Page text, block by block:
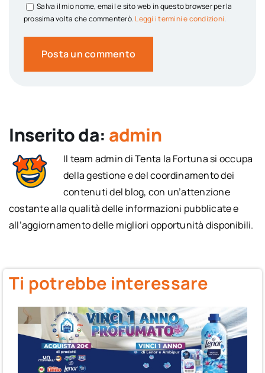
Salva il mio nome, email e sito web in questo browser per la
prossima volta che commenterò. Leggi i termini e condizioni.
Inserito da: admin
Il team admin di Tenta la Fortuna si occupa
della gestione e del coordinamento dei
contenuti del blog, con un’attenzione
costante alla qualità delle informazioni pubblicate e
all’aggiornamento delle migliori opportunità disponibili.
Ti potrebbe interessare